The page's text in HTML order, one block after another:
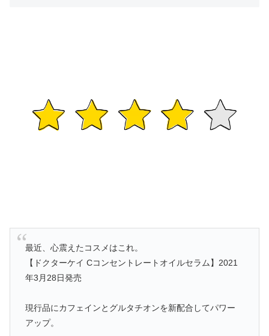
最近、心震えたコスメはこれ。
【ドクターケイ Cコンセントレートオイルセラム】2021
年3月28日発売
現行品にカフェインとグルタチオンを新配合してパワー
アップ。